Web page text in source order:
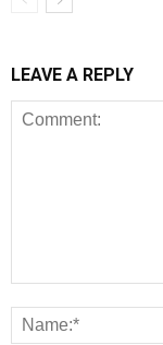
LEAVE A REPLY